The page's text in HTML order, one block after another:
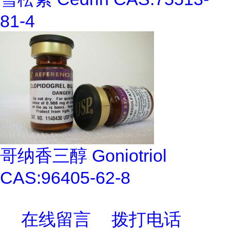
81-4
哥纳香三醇 Goniotriol
CAS:96405-62-8
在线留言 拨打电话